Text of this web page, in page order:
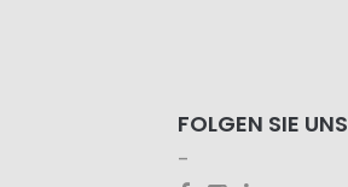
FOLGEN SIE UNS